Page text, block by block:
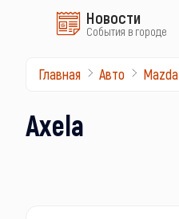
Новости
События в городе
Главная Авто Mazda
Axela